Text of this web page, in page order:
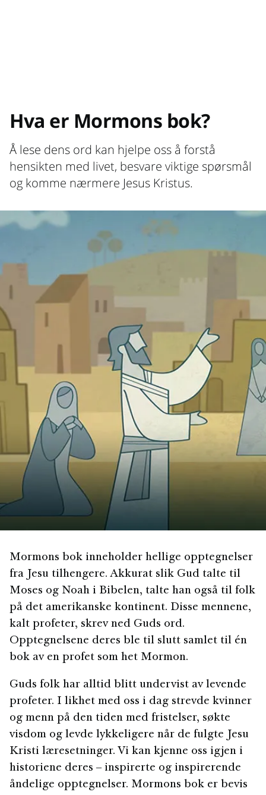
Hva er Mormons bok?
Å lese dens ord kan hjelpe oss å forstå
hensikten med livet, besvare viktige spørsmål
og komme nærmere Jesus Kristus.
Mormons bok inneholder hellige opptegnelser
fra Jesu tilhengere. Akkurat slik Gud talte til
Moses og Noah i Bibelen, talte han også til folk
på det amerikanske kontinent. Disse mennene,
kalt profeter, skrev ned Guds ord.
Opptegnelsene deres ble til slutt samlet til én
bok av en profet som het Mormon.
Guds folk har alltid blitt undervist av levende
profeter. I likhet med oss i dag strevde kvinner
og menn på den tiden med fristelser, søkte
visdom og levde lykkeligere når de fulgte Jesu
Kristi læresetninger. Vi kan kjenne oss igjen i
historiene deres ‒ inspirerte og inspirerende
åndelige opptegnelser. Mormons bok er bevis